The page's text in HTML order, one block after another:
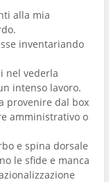
alla mia
inventariando
nel vederla
intenso lavoro.
provenire dal box
amministrativo o
e spina dorsale
le sfide e manca